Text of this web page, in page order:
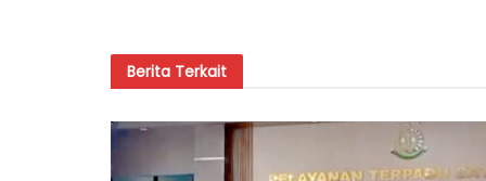
Berita Terkait